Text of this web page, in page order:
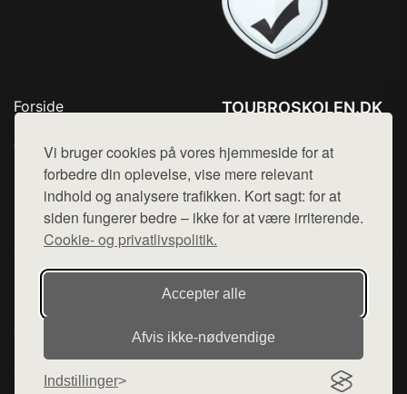
Vi bruger cookies på vores hjemmeside for at
forbedre din oplevelse, vise mere relevant
indhold og analysere trafikken. Kort sagt: for at
siden fungerer bedre – ikke for at være irriterende.
Cookie- og privatlivspolitik.
Accepter alle
Afvis ikke‑nødvendige
Indstillinger
Forside
Top Rabatter
Blog
Kontakt
TOUBROSKOLEN.DK
Mail: hej@want.dk
Cookie- og privatlivspolitik
Denne side er en del af want.dk, der udgiver en række
hjemmesider med præsentation af forskellige produkter fra
diverse webshops. Der sælges ikke varer fra denne side - vi
henviser til de shops, som sælger varen. Vi har heller ikke
varerne på lager.